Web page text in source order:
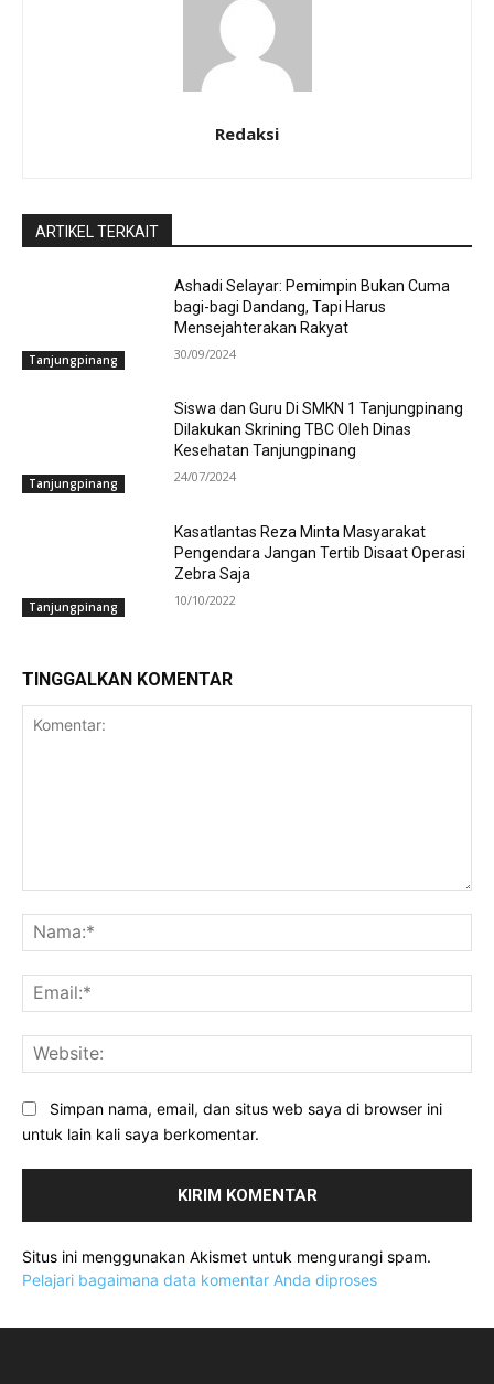
Redaksi
ARTIKEL TERKAIT
Tanjungpinang
Ashadi Selayar: Pemimpin Bukan Cuma
bagi-bagi Dandang, Tapi Harus
Mensejahterakan Rakyat
30/09/2024
Tanjungpinang
Siswa dan Guru Di SMKN 1 Tanjungpinang
Dilakukan Skrining TBC Oleh Dinas
Kesehatan Tanjungpinang
24/07/2024
Tanjungpinang
Kasatlantas Reza Minta Masyarakat
Pengendara Jangan Tertib Disaat Operasi
Zebra Saja
10/10/2022
TINGGALKAN KOMENTAR
Simpan nama, email, dan situs web saya di browser ini
untuk lain kali saya berkomentar.
Situs ini menggunakan Akismet untuk mengurangi spam.
Pelajari bagaimana data komentar Anda diproses